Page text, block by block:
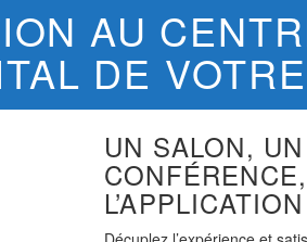
AU
DE
UN SALON,
CONFÉRENCE,